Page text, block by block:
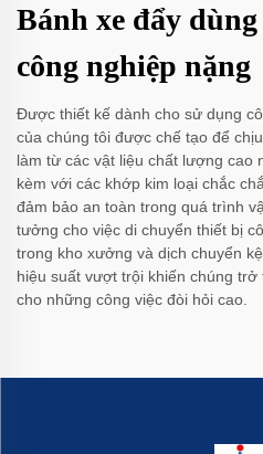
Bánh xe đẩy
công nghiệp nặng
Được thiết kế dành cho sử dụng
của chúng tôi được chế tạo để
làm từ các vật liệu chất lượng cao
kèm với các khớp kim loại chắc
đảm bảo an toàn trong quá trình
tưởng cho việc di chuyển thiết bị
trong kho xưởng và dịch chuyển
hiệu suất vượt trội khiến chúng
cho những công việc đòi hỏi cao.